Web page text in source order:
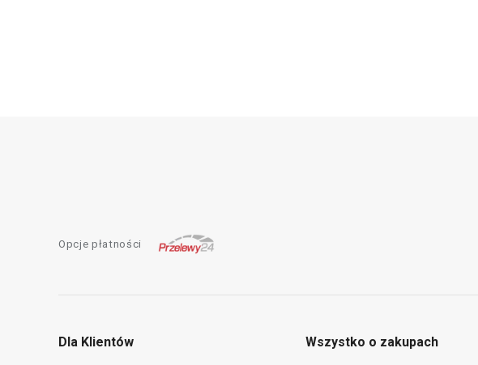
Opcje płatności
Dla Klientów Wszystko o zakupach